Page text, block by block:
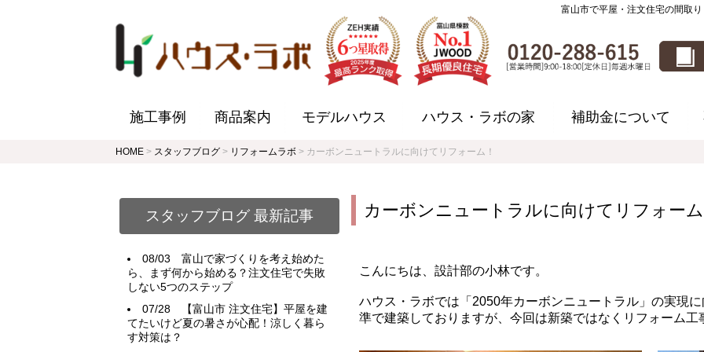
富山市で平屋・注文住宅の間取
施工事例 商品案内 モデルハウス ハウス・ラボの家 補助金について
HOME > スタッフブログ > リフォームラボ > カーボンニュートラルに向けてリフォーム！
カーボンニュートラルに向けてリフォー
こんにちは、設計部の小林です。
ハウス・ラボでは「2050年カーボンニュートラル」の実現
準で建築しておりますが、今回は新築ではなくリフォーム
スタッフブログ 最新記事
08/03 富山で家づくりを考え始めた
ら、まず何から始める？注文住宅で失敗
しない5つのステップ
07/28
【富山市 注文住宅】平屋を建
てたいけど夏の暑さが心配！涼しく暮ら
す対策は？